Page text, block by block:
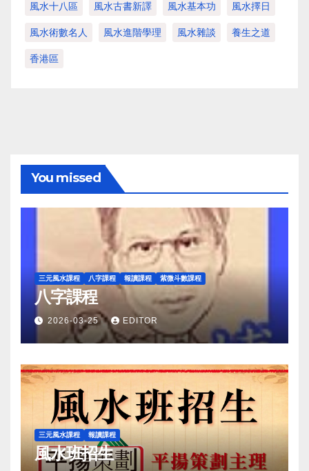
風水十八區 風水古書新譯 風水基本功 風水擇日
風水術數名人 風水進階學理 風水雜談 養生之道
香港區
You missed
三元風水課程 八字課程 報讀課程 紫微斗數課程
八字課程
2026-03-25 EDITOR
三元風水課程 報讀課程
風水班招生